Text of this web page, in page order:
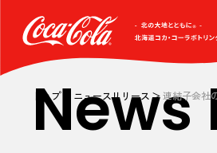
トップ ニュースリリース 連結子会社
News